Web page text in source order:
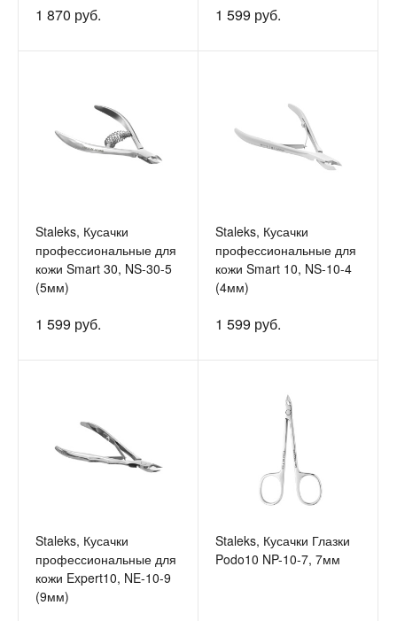
1 870 руб. 1 599 руб.
Staleks, Кусачки
профессиональные для
кожи Smart 30, NS-30-5
(5мм)
1 599 руб.
Staleks, Кусачки
профессиональные для
кожи Smart 10, NS-10-4
(4мм)
1 599 руб.
Staleks, Кусачки
профессиональные для
кожи Expert10, NE-10-9
(9мм)
Staleks, Кусачки Глазки
Podo10 NP-10-7, 7мм